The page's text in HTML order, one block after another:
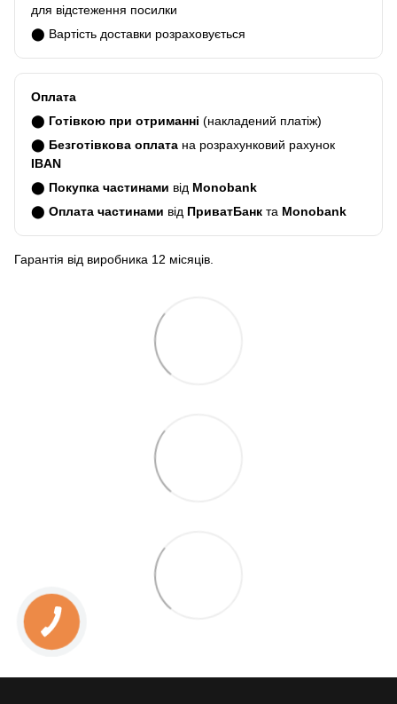
для відстеження посилки
⬤ Вартість доставки розраховується
Оплата
⬤ Готівкою при отриманні (накладений платіж)
⬤ Безготівкова оплата на розрахунковий рахунок
IBAN
⬤ Покупка частинами від Monobank
⬤ Оплата частинами від ПриватБанк та Monobank
Гарантія від виробника 12 місяців.